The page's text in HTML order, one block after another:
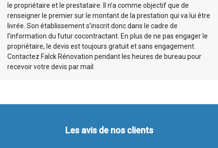
le propriétaire et le prestataire. Il n’a comme objectif que de
renseigner le premier sur le montant de la prestation qui va lui être
livrée. Son établissement s’inscrit donc dans le cadre de
l’information du futur cocontractant. En plus de ne pas engager le
propriétaire, le devis est toujours gratuit et sans engagement.
Contactez Falck Rénovation pendant les heures de bureau pour
recevoir votre devis par mail.
Les avis de nos clients